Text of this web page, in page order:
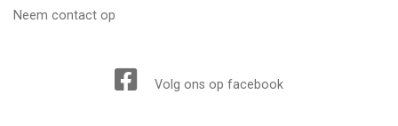
Neem contact op
Volg ons op facebook